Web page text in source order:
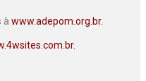
à www.adepom.org.br.